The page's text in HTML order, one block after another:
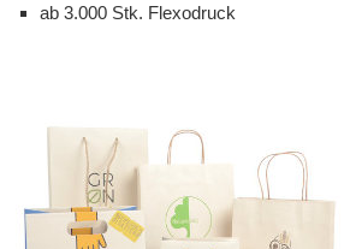
ab 3.000 Stk. Flexodruck